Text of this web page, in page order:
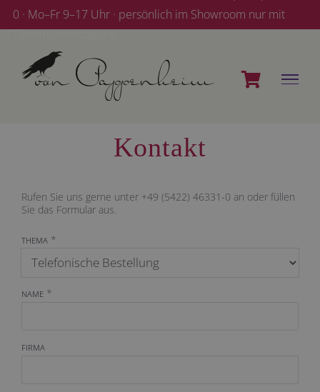
Zum
Inhalt
0 · Mo–Fr 9–17 Uhr · persönlich im Showroom nur mit
Terminvereinbarung
Kontakt
Rufen Sie uns gerne unter +49 (5422) 46331-0 an oder füllen
Sie das Formular aus.
THEMA *
NAME *
FIRMA